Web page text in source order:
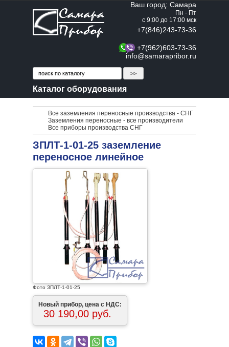
Ваш город: Самара
Пн - Пт
с 9:00 до 17:00 мск
+7(846)243-73-36
+7(962)603-73-36
info@samarapribor.ru
Каталог оборудования
Все заземления переносные производства - СНГ
Заземления переносные - все производители
Все приборы производства СНГ
ЗПЛТ-1-01-25 заземление
переносное линейное
Фото ЗПЛТ-1-01-25
Новый прибор, цена с НДС:
30 190,00 руб.